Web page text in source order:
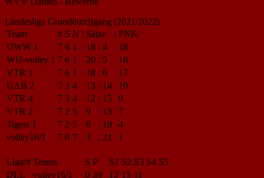
Landesliga Grunddurchgang (2021/2022)
Team
# S N | Sätze | PNK
UWW 1
7 6 1 18 : 4
18
WU-volley 1 7 6 1 20 : 5
18
VTR 1
7 6 1 18 : 6
17
UAB 2
7 3 4 13 : 14
10
VTR 4
7 3 4 12 : 15
9
VTR 2
7 2 5 9 : 15
7
Tigers 1
7 2 5 6 : 19
4
volley16/1
7 0 7 3 : 21 1
Liga/# Teams S P S1 S2 S3 S4 S5
DLL
volley16/1 0 39 13 15 11